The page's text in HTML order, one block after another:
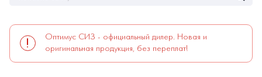
Оптимус СИЗ - официальный дилер. Новая и
оригинальная продукция, без переплат!